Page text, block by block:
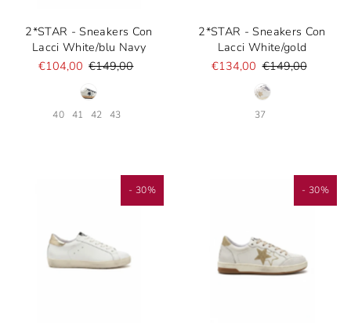
2*STAR - Sneakers Con
Lacci White/blu Navy
€104,00 €149,00
40 41 42 43
2*STAR - Sneakers Con
Lacci White/gold
€134,00 €149,00
37
- 30% - 30%